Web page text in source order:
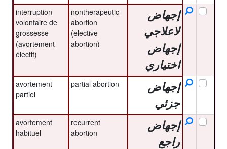
إجهاض
لاعلاجي
إجهاض
اختياري
nontherapeutic
abortion
(elective
abortion)
interruption
volontaire de
grossesse
(avortement
électif)
إجهاض
جزئي
partial abortion
avortement
partiel
إجهاض
راجع
recurrent
abortion
avortement
habituel